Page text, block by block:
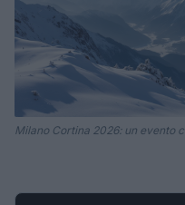
Milano Cortina 2026: un evento